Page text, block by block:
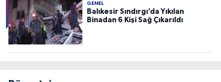
GENEL
Balıkesir Sındırgı’da Yıkılan
Binadan 6 Kişi Sağ Çıkarıldı